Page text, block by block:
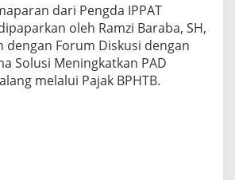
dari Pengda IPPAT
oleh Ramzi Baraba, SH,
dengan Forum Diskusi dengan
Solusi Meningkatkan PAD
melalui Pajak BPHTB.